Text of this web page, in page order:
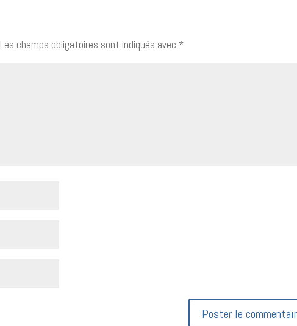
Les champs obligatoires sont indiqués avec *